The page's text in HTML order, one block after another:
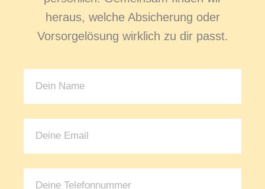
heraus, welche Absicherung oder
Vorsorgelösung wirklich zu dir passt.